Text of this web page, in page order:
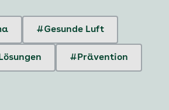
#Gesunde Luft
#Prävention